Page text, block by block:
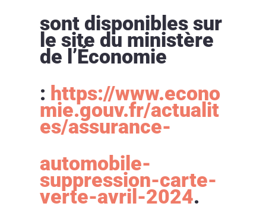
sont disponibles sur
le site du ministère
de l’Économie
: https://www.econo
mie.gouv.fr/actualit
es/assurance-
automobile-
suppression-carte-
verte-avril-2024.